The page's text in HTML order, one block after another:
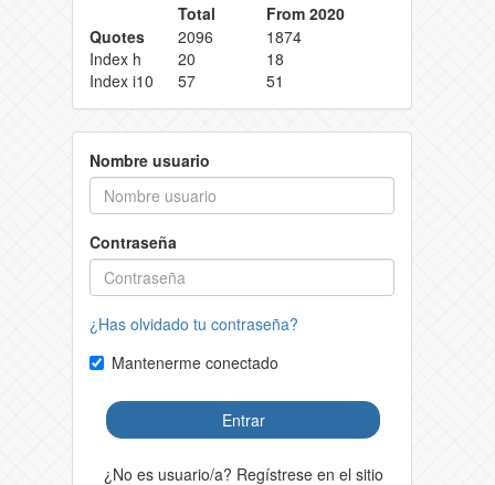
Total
From 2020
Quotes
2096
1874
Index h
20
18
Index i10
57 51
Nombre usuario
Contraseña
¿Has olvidado tu contraseña?
Mantenerme conectado
Entrar
¿No es usuario/a? Regístrese en el sitio